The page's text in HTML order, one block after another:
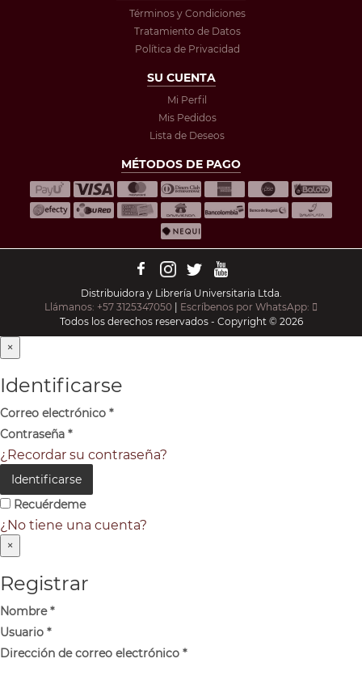
Términos y Condiciones
Tratamiento de Datos
Política de Privacidad
SU CUENTA
Mi Perfil
Mis Pedidos
Lista de Deseos
MÉTODOS DE PAGO
Distribuidora y Librería Universitaria Ltda.
Llámanos: +57 3125347050
Escríbenos por WhatsApp:
Todos los derechos reservados - Copyright © 2026
×
Identificarse
Correo electrónico *
Contraseña *
¿Recordar su contraseña?
Identificarse
Recuérdeme
¿No tiene una cuenta?
×
Registrar
Nombre*
Usuario *
Dirección de correo electrónico *